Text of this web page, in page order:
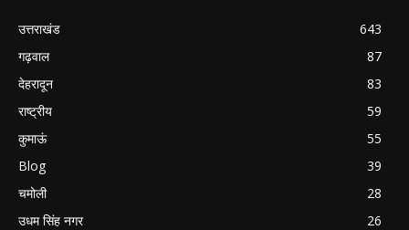
उत्तराखंड
643
गढ़वाल
87
देहरादून
83
राष्ट्रीय
59
कुमाऊं
55
Blog
39
चमोली
28
उधम सिंह नगर
26